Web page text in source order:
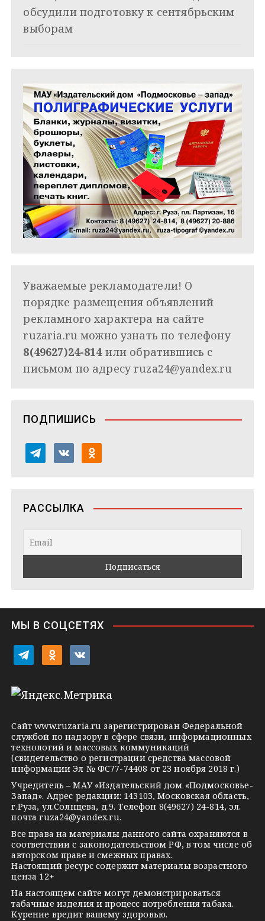
обсудили подготовку к сентябрьским
выборам
Уважаемые рекламодатели! О
порядке размещения объявлений
рекламного характера на сайте
ruzaria.ru можно узнать по телефону
8(49627)24-814или обратившись с
письмом по адресуruza24@yandex.ru
ПОДПИШИСЬ
e
e
a
v
k
n
d
o
k
i
РАССЫЛКА
МЫ В СОЦСЕТЯХ
e
l
r
a
m
d
o
l
a
s
s
n
i
k
i
v
k
n
a
k
t
e
Сайтwww.ruzaria.ru зарегистрирован Федеральной
службой по надзору в сфере связи, информационных
технологий и массовых коммуникаций
(свидетельство о регистрации средства массовой
информации Эл № ФС77-74408 от 23 ноября 2018 г.)
Учредитель – МАУ «Издательский дом «Подмосковье-
Запад». Адрес редакции: 143103, Московская область,
г.Руза, ул.Солнцева, д.9. Телефон 8(49627) 24-814, эл.
почтаruza24@yandex.ru.
Все права на материалы данного сайта охраняются в
соответствии с законодательством РФ, в том числе об
авторском праве и смежных правах.
Настоящий ресурс содержит материалы возрастного
ценза 12+
На настоящем сайте могут демонстрироваться
табачные изделия и процесс потребления табака.
Курение вредит вашему здоровью.